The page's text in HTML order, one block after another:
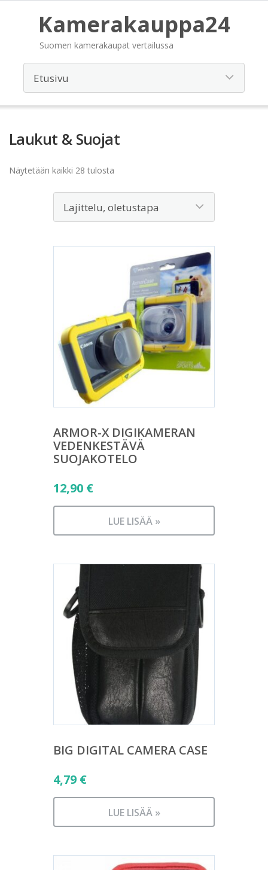
Kamerakauppa24
Suomen kamerakaupat vertailussa
Laukut & Suojat
Näytetään kaikki 28 tulosta
ARMOR-X DIGIKAMERAN
VEDENKESTÄVÄ
SUOJAKOTELO
12,90 €
LUE LISÄÄ »
BIG DIGITAL CAMERA CASE
4,79 €
LUE LISÄÄ »